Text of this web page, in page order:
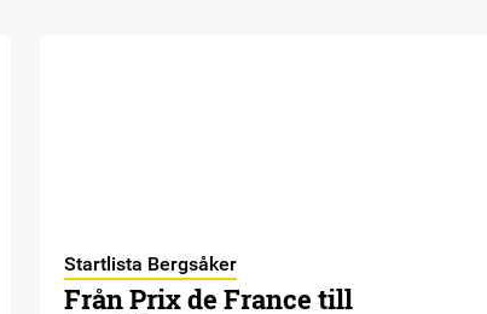
Startlista Bergsåker
Från Prix de France till